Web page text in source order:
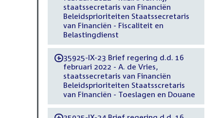
staatssecretaris van Financiën
Beleidsprioriteiten Staatssecretaris
van Financiën - Fiscaliteit en
Belastingdienst
-35925-IX-23 Brief regering d.d. 16
februari 2022 - A. de Vries,
staatssecretaris van Financiën
Beleidsprioriteiten Staatsscretaris
van Financiën - Toeslagen en Douane